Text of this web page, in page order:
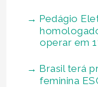
Pedágio
operar em
Brasil terá
feminina